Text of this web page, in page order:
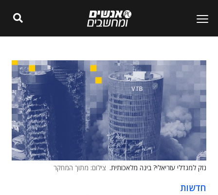
נזק למגדלי עזריאלי? בינה מלאכותית. צילום: מתוך המחקר
חדשות